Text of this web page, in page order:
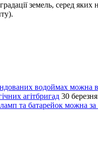
земель, серед
водоймах можна
агітбригад 30
та батарейок можна за